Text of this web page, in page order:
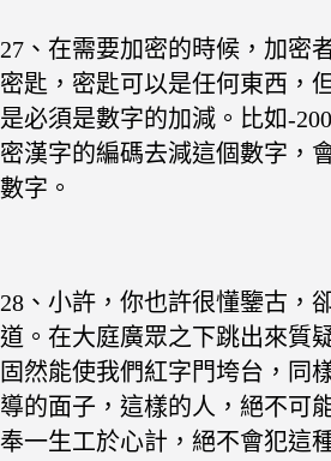
27、在需要加密的時候，加密
密匙，密匙可以是任何東西，
是必須是數字的加減。比如-
密漢字的編碼去減這個數字，
數字。
28、小許，你也許很懂鑒古，
道。在大庭廣眾之下跳出來質
固然能使我們紅字門垮台，同
導的面子，這樣的人，絕不可
奉一生工於心計，絕不會犯這